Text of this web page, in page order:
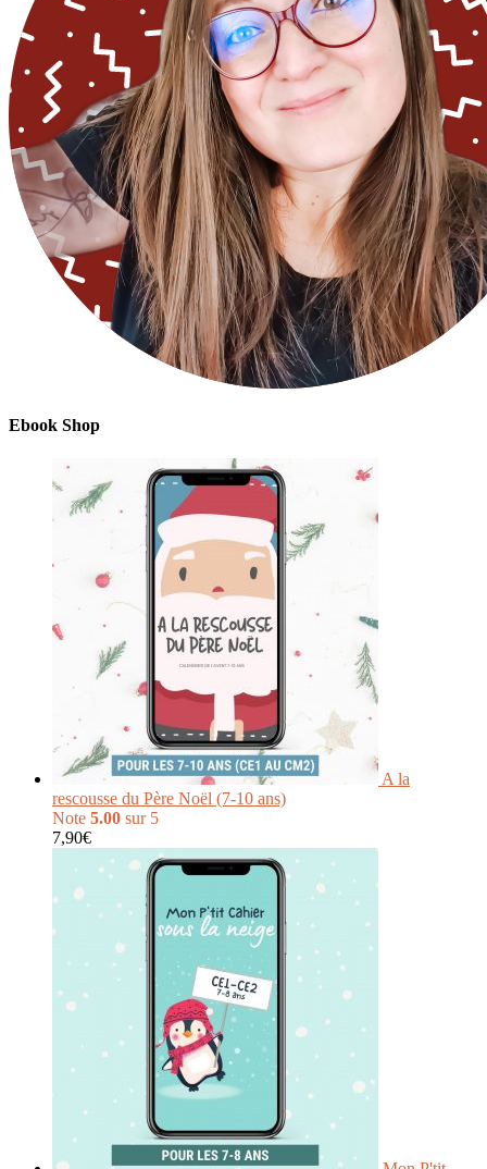
Ebook Shop
A la
rescousse du Père Noël (7-10 ans)
Note 5.00 sur 5
7,90€